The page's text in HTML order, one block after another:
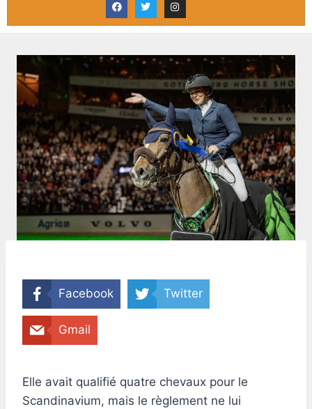
Facebook Twitter
Gmail
Elle avait qualifié quatre chevaux pour le
Scandinavium, mais le règlement ne lui